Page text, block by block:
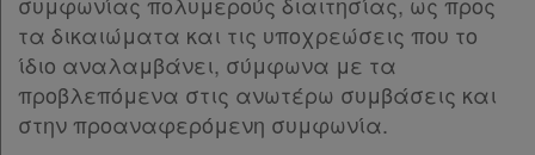
τα δικαιώματα και τις υποχρεώσεις που το
ίδιο αναλαμβάνει, σύμφωνα με τα
προβλεπόμενα στις ανωτέρω συμβάσεις και
στην προαναφερόμενη συμφωνία.